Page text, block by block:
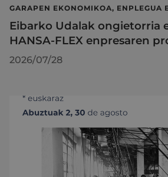
GARAPEN EKONOMIKOA, ENPLEGUA
Eibarko Udalak ongietorria
HANSA-FLEX enpresaren
2026/07/28